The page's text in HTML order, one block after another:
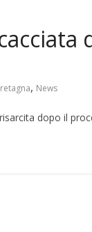
, News
dopo il